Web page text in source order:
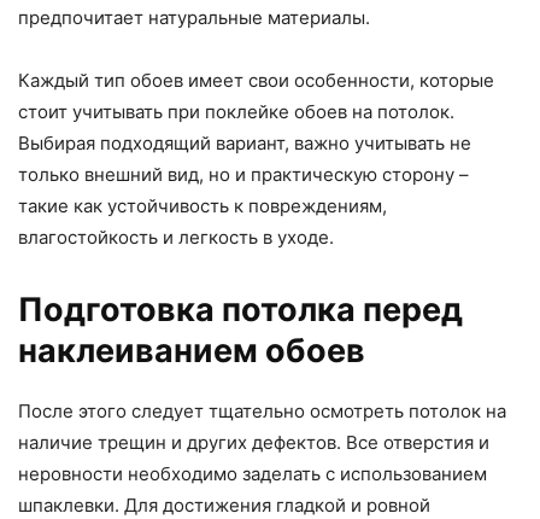
предпочитает натуральные материалы.
Каждый тип обоев имеет свои особенности, которые
стоит учитывать при поклейке обоев на потолок.
Выбирая подходящий вариант, важно учитывать не
только внешний вид, но и практическую сторону –
такие как устойчивость к повреждениям,
влагостойкость и легкость в уходе.
Подготовка потолка перед
наклеиванием обоев
После этого следует тщательно осмотреть потолок на
наличие трещин и других дефектов. Все отверстия и
неровности необходимо заделать с использованием
шпаклевки. Для достижения гладкой и ровной